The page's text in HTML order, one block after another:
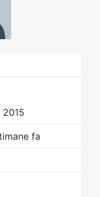
fa